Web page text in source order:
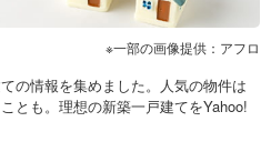
一部の画像提供：アフロ
の情報を集めました。人気の物件は
とも。理想の新築一戸建てをYahoo!